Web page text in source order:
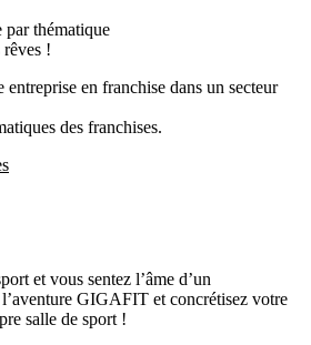
par thématique
!
en franchise dans un secteur
des franchises.
et vous sentez l’âme d’un
GIGAFIT et concrétisez votre
salle de sport !